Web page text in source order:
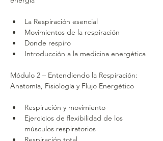
La Respiración esencial
Movimientos de la respiración
Donde respiro
Introducción a la medicina energética
Módulo 2 – Entendiendo la Respiración:
Anatomía, Fisiología y Flujo Energético
Respiración y movimiento
Ejercicios de flexibilidad de los
músculos respiratorios